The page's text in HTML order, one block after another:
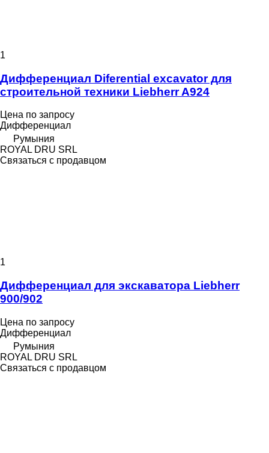
1
Дифференциал Diferential excavator для
строительной техники Liebherr A924
Цена по запросу
Дифференциал
Румыния
ROYAL DRU SRL
Связаться с продавцом
1
Дифференциал для экскаватора Liebherr
900/902
Цена по запросу
Дифференциал
Румыния
ROYAL DRU SRL
Связаться с продавцом